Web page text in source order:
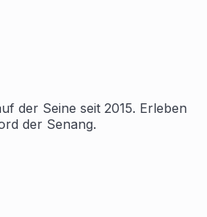
der Seine seit 2015. Erleben
der Senang.